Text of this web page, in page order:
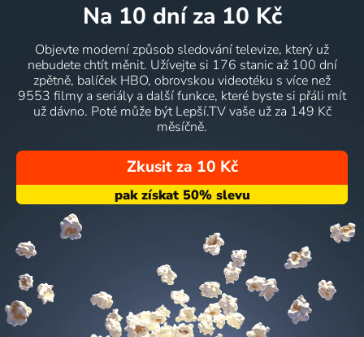
na 10 dní za 10 Kč
Objevte moderní způsob sledování televize, který už
nebudete chtít měnit. Užívejte si 176 stanic až 100 dní
zpětně, balíček HBO, obrovskou videotéku s více než
9553 filmy a seriály a další funkce, které byste si přáli mít
už dávno. Poté může být Lepší.TV vaše už za 149 Kč
měsíčně.
Zkusit za 10 Kč